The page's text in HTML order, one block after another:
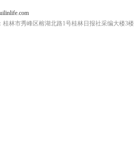
桂林市秀峰区榕湖北路1号桂林日报社采编大楼3楼